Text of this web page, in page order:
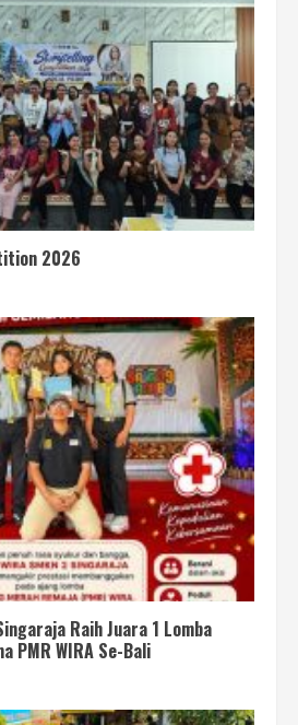
2026
Raih Juara 1 Lomba
PMR WIRA Se-Bali